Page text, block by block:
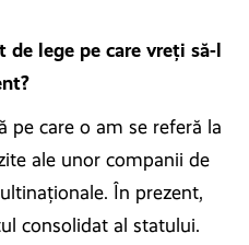
lege pe care vreți să-l
pe care o am se referă la
ale unor companii de
În prezent,
consolidat al statului.